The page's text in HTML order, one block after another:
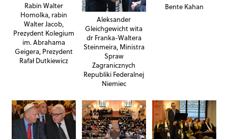
Rabin Walter
Homolka, rabin
Walter Jacob,
Prezydent Kolegium
im. Abrahama
Geigera, Prezydent
Rafał Dutkiewicz
Aleksander
Gleichgewicht wita
dr Franka-Waltera
Steinmeira, Ministra
Spraw
Zagranicznych
Republiki Federalnej
Niemiec
Bente Kahan